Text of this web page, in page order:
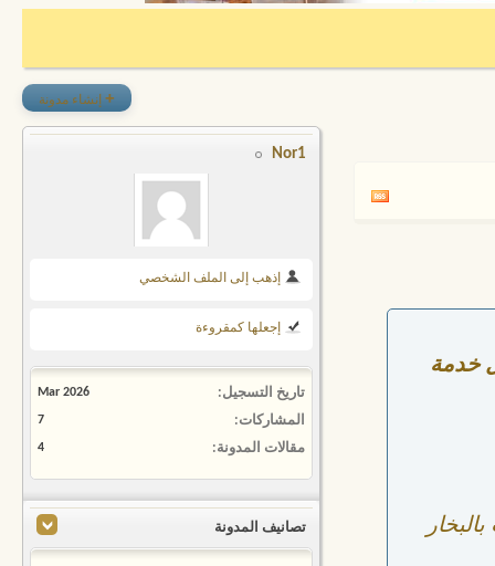
خدمة
+ إنشاء مدونة
Nor1
إذهب إلى الملف الشخصي
إجعلها كمقروءة
تاريخ التسجيل Mar 2026
المشاركات 7
مقالات المدونة 4
تصانيف المدونة